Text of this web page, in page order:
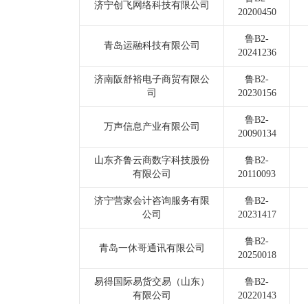
济宁创飞网络科技有限公司
20200450
青岛运融科技有限公司
鲁B2-
20241236
济南阪舒裕电子商贸有限公
司
鲁B2-
20230156
万声信息产业有限公司
鲁B2-
20090134
山东齐鲁云商数字科技股份
有限公司
鲁B2-
20110093
济宁营家会计咨询服务有限
公司
鲁B2-
20231417
青岛一休哥通讯有限公司
鲁B2-
20250018
易得国际易货交易（山东）
有限公司
鲁B2-
20220143